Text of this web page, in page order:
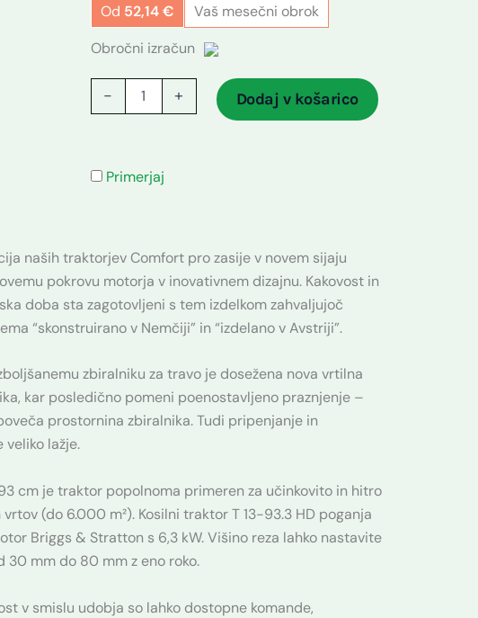
Od 52,14€
Vaš mesečni obrok
Obročni izračun
- + Dodaj v košarico
Primerjaj
naših traktorjev Comfort pro zasije v novem sijaju
pokrovu motorja v inovativnem dizajnu. Kakovost in
doba sta zagotovljeni s tem izdelkom zahvaljujoč
“skonstruirano v Nemčiji” in “izdelano v Avstriji”.
zbiralniku za travo je dosežena nova vrtilna
kar posledično pomeni poenostavljeno praznjenje –
prostornina zbiralnika. Tudi pripenjanje in
veliko lažje.
cm je traktor popolnoma primeren za učinkovito in hitro
vrtov (do 6.000 m²). Kosilni traktor T 13-93.3 HD poganja
Briggs & Stratton s 6,3 kW. Višino reza lahko nastavite
30 mm do 80 mm z eno roko.
v smislu udobja so lahko dostopne komande,